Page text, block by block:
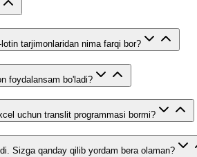
tarjimonlaridan nima farqi bor?
foydalansam bo'ladi?
uchun translit programmasi bormi?
Sizga qanday qilib yordam bera olaman?